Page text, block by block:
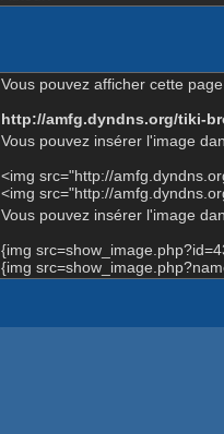
Vous pouvez afficher cette
http://amfg.dyndns.org/tiki-
Vous pouvez insérer l'image
<img src="http://
<img src="http://
Vous pouvez insérer l'image
{img
{img